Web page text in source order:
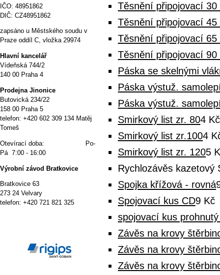
Těsnění připojovací
Těsnění připojovací
Těsnění připojovací
Těsnění připojovací
Páska se skelnými
Páska výstuž.
Páska výstuž.
Smirkový list zr. 804 Kč
Smirkový list zr.1004
Smirkový list zr. 1205
Rychlozávěs kazetový
Spojka křížová - rovná
Spojovací kus CD9 Kč
spojovací kus
Závěs na krovy
Závěs na krovy
Závěs na krovy
IČO: 48951862
DIČ: CZ48951862
zapsáno u Městského soudu v
Praze oddíl C, vložka 29974
Hlavní kancelář
Vídeňská 744/2
140 00 Praha 4
Prodejna Jinonice
Butovická 234/22
158 00 Praha 5
telefon: +420 602 309 134 Matěj
Tomeš
Otevírací doba: Po-
Pá 7:00 - 16:00
Výrobní závod Bratkovice
Bratkovice 63
273 24 Velvary
telefon: +420 721 821 325